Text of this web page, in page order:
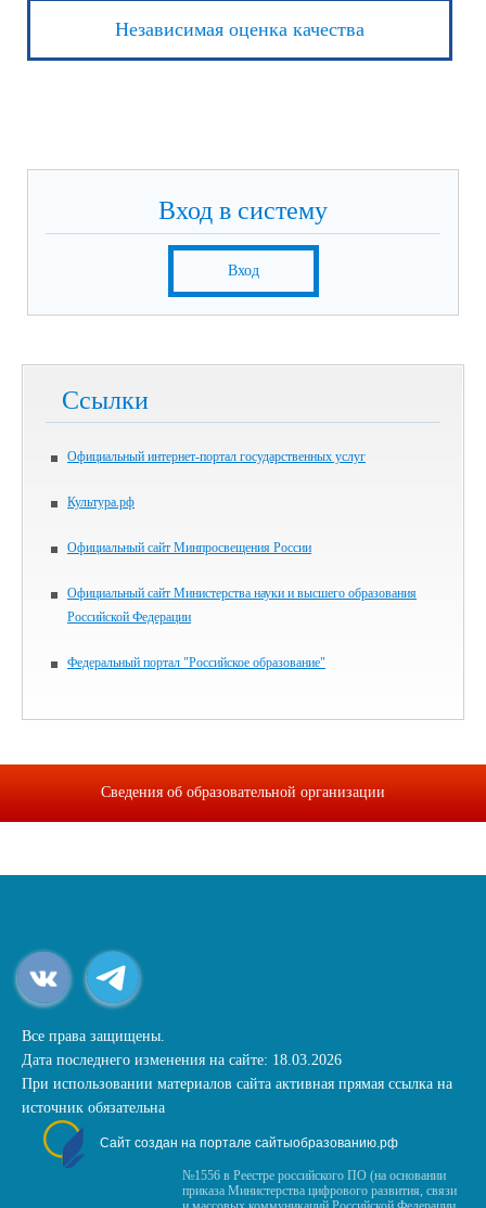
Независимая оценка качества
Вход в систему
Вход
Ссылки
Официальный интернет-портал государственных услуг
Культура.рф
Официальный сайт Минпросвещения России
Официальный сайт Министерства науки и высшего образования
Российской Федерации
Федеральный портал "Российское образование"
Сведения об образовательной организации
Все права защищены.
Дата последнего изменения на сайте: 18.03.2026
При использовании материалов сайта активная прямая ссылка на
источник обязательна
Сайт создан на портале сайтыобразованию.рф
№1556 в Реестре российского ПО (на основании
приказа Министерства цифрового развития, связи